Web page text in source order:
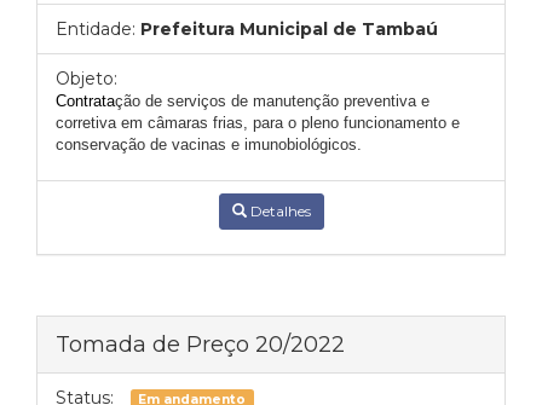
Entidade: Prefeitura Municipal de Tambaú
Objeto:
Contratação de serviços de manutenção preventiva e
corretiva em câmaras frias, para o pleno funcionamento e
conservação de vacinas e imunobiológicos.
Detalhes
Tomada de Preço 20/2022
Status: Em andamento